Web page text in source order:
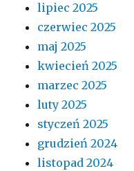
lipiec 2025
czerwiec 2025
maj 2025
kwiecień 2025
marzec 2025
luty 2025
styczeń 2025
grudzień 2024
listopad 2024